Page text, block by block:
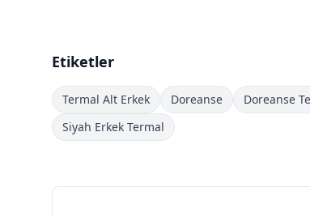
Etiketler
Termal Alt Erkek Doreanse Doreanse
Siyah Erkek Termal